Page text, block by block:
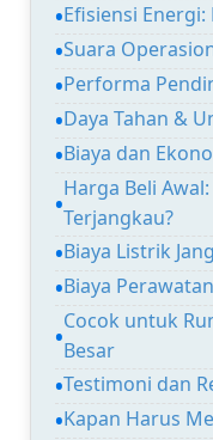
Efisiensi
Suara
Performa
Daya Tahan &
Biaya dan
Harga Beli
Terjangkau?
Biaya Listrik
Biaya
Cocok untuk
Besar
Testimoni dan
Kapan Harus